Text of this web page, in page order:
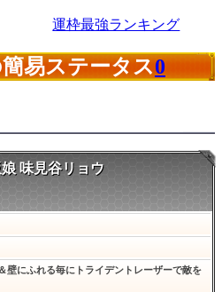
運枠最強ランキング
易ステータス0
味見谷リョウ
壁にふれる毎にトライデントレーザーで敵を